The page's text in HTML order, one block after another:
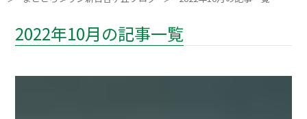
2022年10月の記事一覧